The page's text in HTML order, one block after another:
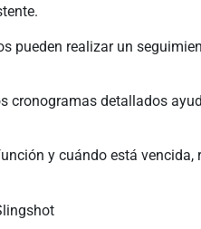
pueden realizar un
cronogramas detallados
y cuándo está vencida,